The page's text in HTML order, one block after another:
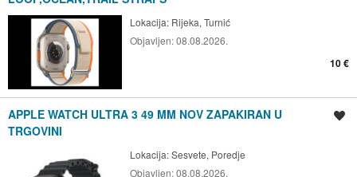
Lokacija: Rijeka, Turnić
Objavljen:08.08.2026.
10 €
APPLE WATCH ULTRA 3 49 MM NOV ZAPAKIRAN U
TRGOVINI
Lokacija:Sesvete, Poredje
Objavljen:08.08.2026.